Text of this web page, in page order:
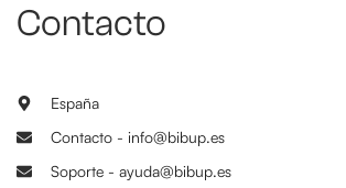
Contacto
España
Contacto - info@bibup.es
Soporte - ayuda@bibup.es